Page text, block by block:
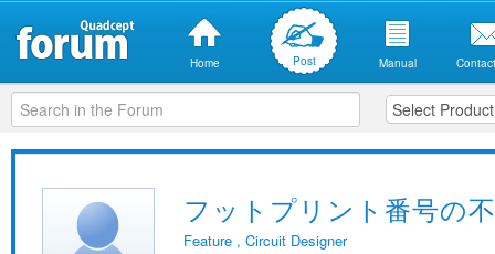
Home Post Manual
フットプリント番号の
Feature , Circuit Designer